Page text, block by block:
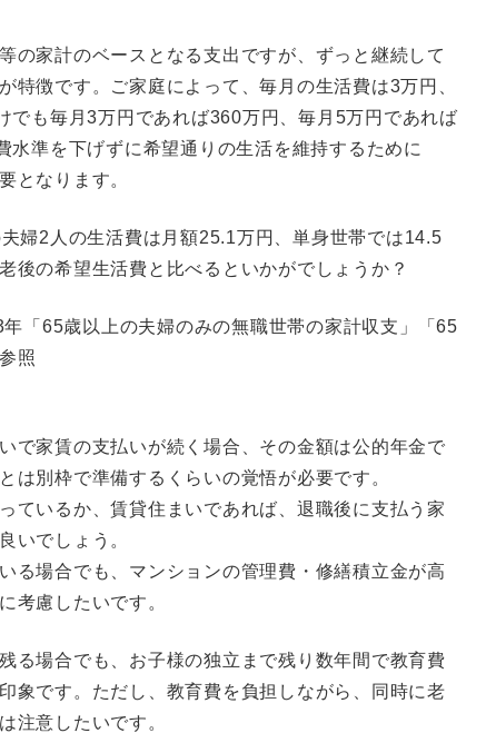
の家計のベースとなる支出ですが、ずっと継続して
特徴です。ご家庭によって、毎月の生活費は3万円、
でも毎月3万円であれば360万円、毎月5万円であれば
準を下げずに希望通りの生活を維持するために
となります。
婦2人の生活費は月額25.1万円、単身世帯では14.5
の希望生活費と比べるといかがでしょうか？
「65歳以上の夫婦のみの無職世帯の家計収支」「65
照
で家賃の支払いが続く場合、その金額は公的年金で
は別枠で準備するくらいの覚悟が必要です。
ているか、賃貸住まいであれば、退職後に支払う家
いでしょう。
る場合でも、マンションの管理費・修繕積立金が高
考慮したいです。
る場合でも、お子様の独立まで残り数年間で教育費
象です。ただし、教育費を負担しながら、同時に老
注意したいです。